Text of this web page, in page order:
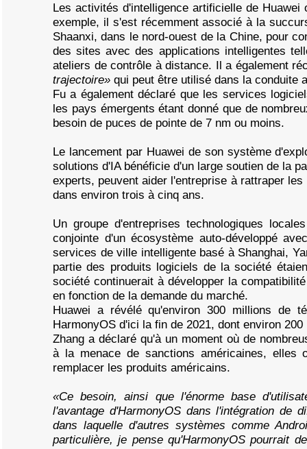
Les activités d'intelligence artificielle de
exemple, il s'est récemment associé à la
Shaanxi, dans le nord-ouest de la Chine, pour
des sites avec des applications intelligentes
ateliers de contrôle à distance. Il a également
trajectoire» qui peut être utilisé dans la conduite
Fu a également déclaré que les services
les pays émergents étant donné que de
besoin de puces de pointe de 7 nm ou moins.
Le lancement par Huawei de son système
solutions d'IA bénéficie d'un large soutien de la
experts, peuvent aider l'entreprise à rattraper
dans environ trois à cinq ans.
Un groupe d'entreprises technologiques
conjointe d'un écosystème auto-développé
services de ville intelligente basé à Shanghai,
partie des produits logiciels de la société
société continuerait à développer la
en fonction de la demande du marché.
Huawei a révélé qu'environ 300 millions de
HarmonyOS d'ici la fin de 2021, dont environ
Zhang a déclaré qu'à un moment où de
à la menace de sanctions américaines, elles
remplacer les produits américains.
«Ce besoin, ainsi que l'énorme base
l'avantage d'HarmonyOS dans l'intégration de
dans laquelle d'autres systèmes comme
particulière, je pense qu'HarmonyOS pourrait